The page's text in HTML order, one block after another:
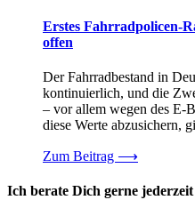
Erstes Fahrradpolicen-
offen
Der Fahrradbestand in
kontinuierlich, und die
– vor allem wegen des E-
diese Werte abzusichern,
Zum Beitrag ⟶
Ich berate Dich gerne jederzeit